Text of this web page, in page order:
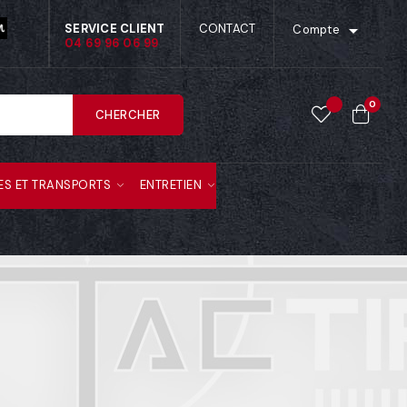
SERVICE CLIENT
04 69 96 06 99
CONTACT Compte 
CHERCHER
0
ET TRANSPORTS ENTRETIEN